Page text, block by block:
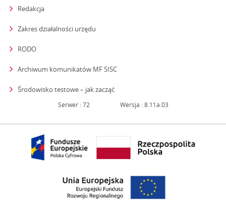
Redakcja
Zakres działalności urzędu
RODO
Archiwum komunikatów MF SISC
Środowisko testowe – jak zacząćstrona otwiera się w nowym oknie
Serwer : 72 Wersja : 8.11a.03